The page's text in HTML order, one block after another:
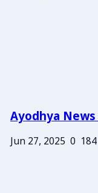
Ayodhya News
Jun 27, 2025 0 184